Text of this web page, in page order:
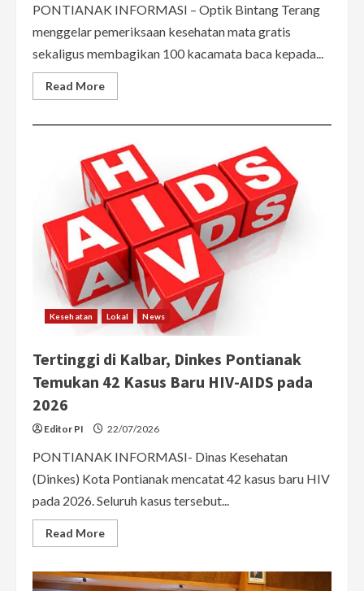
PONTIANAK INFORMASI – Optik Bintang Terang
menggelar pemeriksaan kesehatan mata gratis
sekaligus membagikan 100 kacamata baca kepada...
Read MoreRead
more
Kesehatan
Mata,
Optik
Bintang
Terang
Gelar
Cek
Mata
Gratis
dan
Bagikan
Ratusan
Kacamata
Kesehatan Lokal News
Tertinggi di Kalbar, Dinkes Pontianak
Temukan 42 Kasus Baru HIV-AIDS pada
2026
Editor PI 22/07/2026
PONTIANAK INFORMASI- Dinas Kesehatan
(Dinkes) Kota Pontianak mencatat 42 kasus baru HIV
pada 2026. Seluruh kasus tersebut...
Read MoreRead
more
di